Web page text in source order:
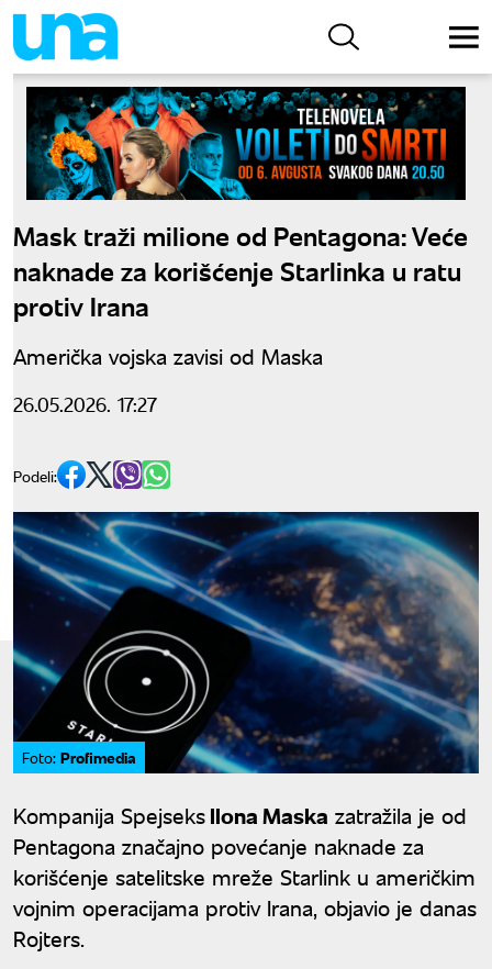
Mask traži milione od Pentagona: Veće
naknade za korišćenje Starlinka u ratu
protiv Irana
Američka vojska zavisi od Maska
26.05.2026. 17:27
Podeli:
Foto: Profimedia
Kompanija SpejseksIlona Maska zatražila je od
Pentagona značajno povećanje naknade za
korišćenje satelitske mreže Starlink u američkim
vojnim operacijama protiv Irana, objavio je danas
Rojters.